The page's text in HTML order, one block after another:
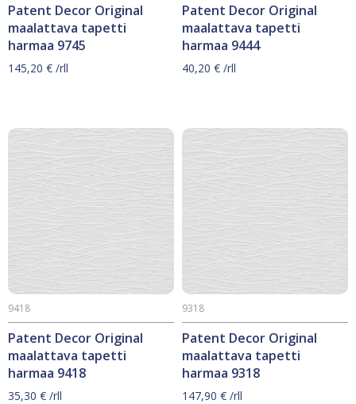
Patent Decor Original
maalattava tapetti
harmaa 9745
145,20 € /rll
Patent Decor Original
maalattava tapetti
harmaa 9444
40,20 € /rll
Patent Decor Original
maalattava tapetti
harmaa 9418
9418
35,30 € /rll
Patent Decor Original
maalattava tapetti
harmaa 9318
9318
147,90 € /rll